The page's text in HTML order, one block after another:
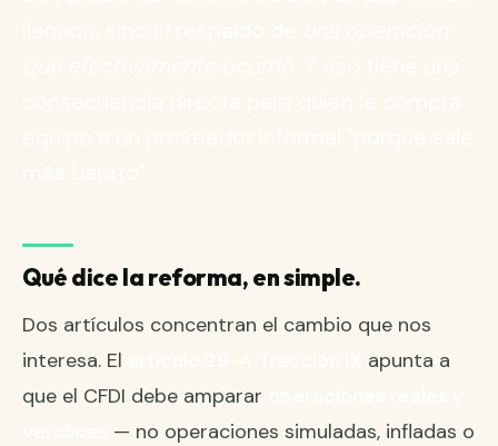
Qué dice la reforma, en simple.
Dos artículos concentran el cambio que nos
interesa. El
apunta a
que el CFDI debe amparar
— no operaciones simuladas, infladas o